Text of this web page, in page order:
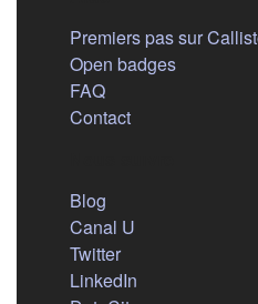
Premiers pas sur
Open badges
FAQ
Contact
Blog
Canal U
Twitter(s'ouvre dans un
LinkedIn